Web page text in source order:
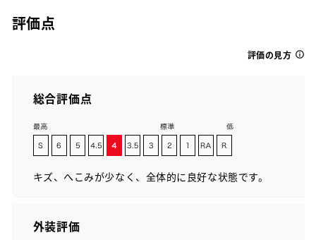
評価点
評価の見方
総合評価点
キズ、へこみが少なく、全体的に良好な状態です。
外装評価